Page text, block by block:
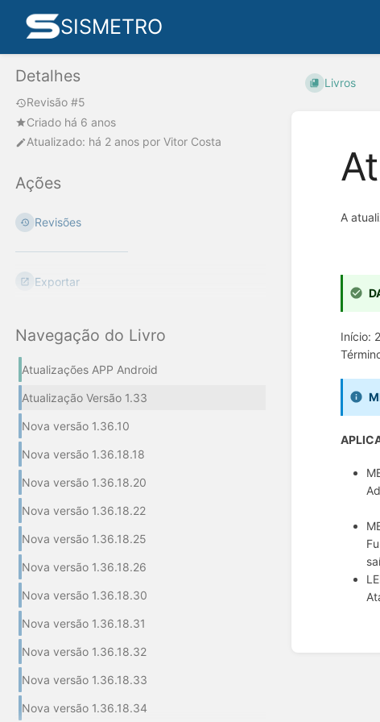
SISMETRO
Detalhes
Revisão #5
Criado há 6 anos
Atualizado: há 2 anos por Vitor Costa
Ações
Revisões
Exportar
Navegação do Livro
Atualizações APP Android
Atualização Versão 1.33
Nova versão 1.36.10
Nova versão 1.36.18.18
Nova versão 1.36.18.20
Nova versão 1.36.18.22
Nova versão 1.36.18.25
Nova versão 1.36.18.26
Nova versão 1.36.18.30
Nova versão 1.36.18.31
Nova versão 1.36.18.32
Nova versão 1.36.18.33
Nova versão 1.36.18.34
Livros
A
Início: